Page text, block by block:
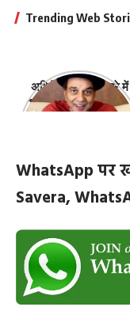
Trending Web
अभिनेता धर्मेंद्र के बारे में
10 रोचक बातें, जिनके बारे
WhatsApp पर
Savera,